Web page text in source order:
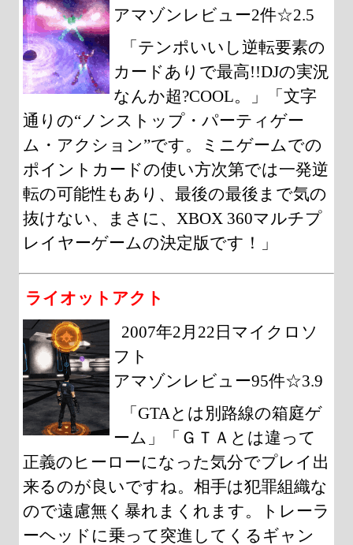
アマゾンレビュー2件☆2.5
「テンポいいし逆転要素の
カードありで最高!!DJの実況
なんか超?COOL。」「文字
通りの“ノンストップ・パーティゲー
ム・アクション”です。ミニゲームでの
ポイントカードの使い方次第では一発逆
転の可能性もあり、最後の最後まで気の
抜けない、まさに、XBOX 360マルチプ
レイヤーゲームの決定版です！」
ライオットアクト
2007年2月22日マイクロソ
フト
アマゾンレビュー95件☆3.9
「GTAとは別路線の箱庭ゲ
ーム」「ＧＴＡとは違って
正義のヒーローになった気分でプレイ出
来るのが良いですね。相手は犯罪組織な
ので遠慮無く暴れまくれます。トレーラ
ーヘッドに乗って突進してくるギャン